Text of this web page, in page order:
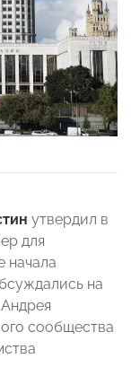
утвердил в
для
начала
на
сообщества